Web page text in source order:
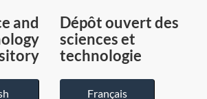
du
Canada
and
Dépôt ouvert des
sciences et
technologie
Français